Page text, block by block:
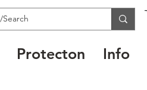
Protecton Info